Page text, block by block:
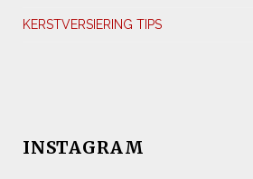
KERSTVERSIERING TIPS
INSTAGRAM